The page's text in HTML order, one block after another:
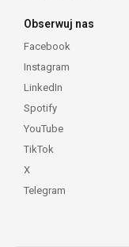
Obserwuj nas
Facebook
Instagram
LinkedIn
Spotify
YouTube
TikTok
X
Telegram